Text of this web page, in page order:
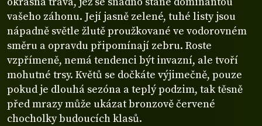
vašeho záhonu. Její jasně zelené, tuhé listy jsou
nápadně světle žlutě proužkované ve vodorovném
směru a opravdu připomínají zebru. Roste
vzpřímeně, nemá tendenci být invazní, ale tvoří
mohutné trsy. Květů se dočkáte výjimečně, pouze
pokud je dlouhá sezóna a teplý podzim, tak těsně
před mrazy může ukázat bronzově červené
chocholky budoucích klasů.